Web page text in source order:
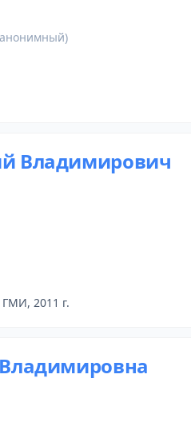
Владимирович
2011 г.